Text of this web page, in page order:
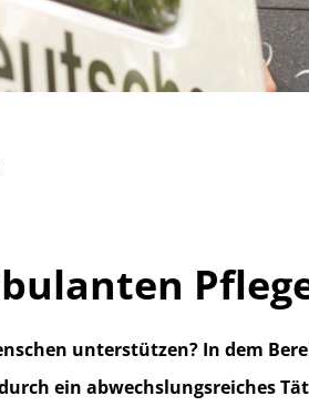
unterstützen? In dem
ein abwechslungsreiches